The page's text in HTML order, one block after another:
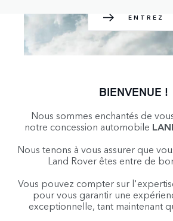
ENTREZ
BIENVENUE !
Nous sommes enchantés de
notre concession automobile
Nous tenons à vous assurer que
Land Rover êtes entre de
Vous pouvez compter sur
pour vous garantir une
exceptionnelle, tant maintenant